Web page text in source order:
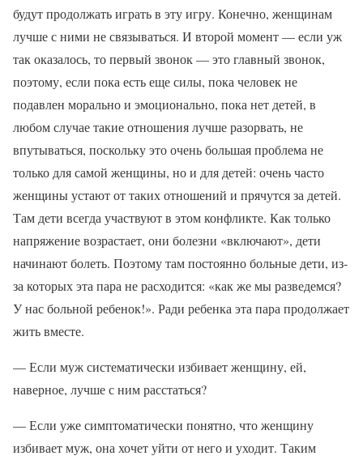
будут продолжать играть в эту игру. Конечно, женщинам
лучше с ними не связываться. И второй момент — если уж
так оказалось, то первый звонок — это главный звонок,
поэтому, если пока есть еще силы, пока человек не
подавлен морально и эмоционально, пока нет детей, в
любом случае такие отношения лучше разорвать, не
впутываться, поскольку это очень большая проблема не
только для самой женщины, но и для детей: очень часто
женщины устают от таких отношений и прячутся за детей.
Там дети всегда участвуют в этом конфликте. Как только
напряжение возрастает, они болезни «включают», дети
начинают болеть. Поэтому там постоянно больные дети, из-
за которых эта пара не расходится: «как же мы разведемся?
У нас больной ребенок!». Ради ребенка эта пара продолжает
жить вместе.
— Если муж систематически избивает женщину, ей,
наверное, лучше с ним расстаться?
— Если уже симптоматически понятно, что женщину
избивает муж, она хочет уйти от него и уходит. Таким